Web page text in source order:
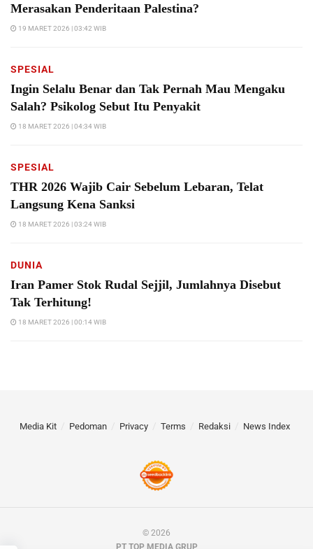
Merasakan Penderitaan Palestina?
19 MARET 2026 | 03:42 WIB
SPESIAL
Ingin Selalu Benar dan Tak Pernah Mau Mengaku
Salah? Psikolog Sebut Itu Penyakit
18 MARET 2026 | 04:34 WIB
SPESIAL
THR 2026 Wajib Cair Sebelum Lebaran, Telat
Langsung Kena Sanksi
18 MARET 2026 | 03:24 WIB
DUNIA
Iran Pamer Stok Rudal Sejjil, Jumlahnya Disebut
Tak Terhitung!
18 MARET 2026 | 00:14 WIB
Media Kit Pedoman Privacy Terms Redaksi News Index
© 2026
PT TOP MEDIA GRUP